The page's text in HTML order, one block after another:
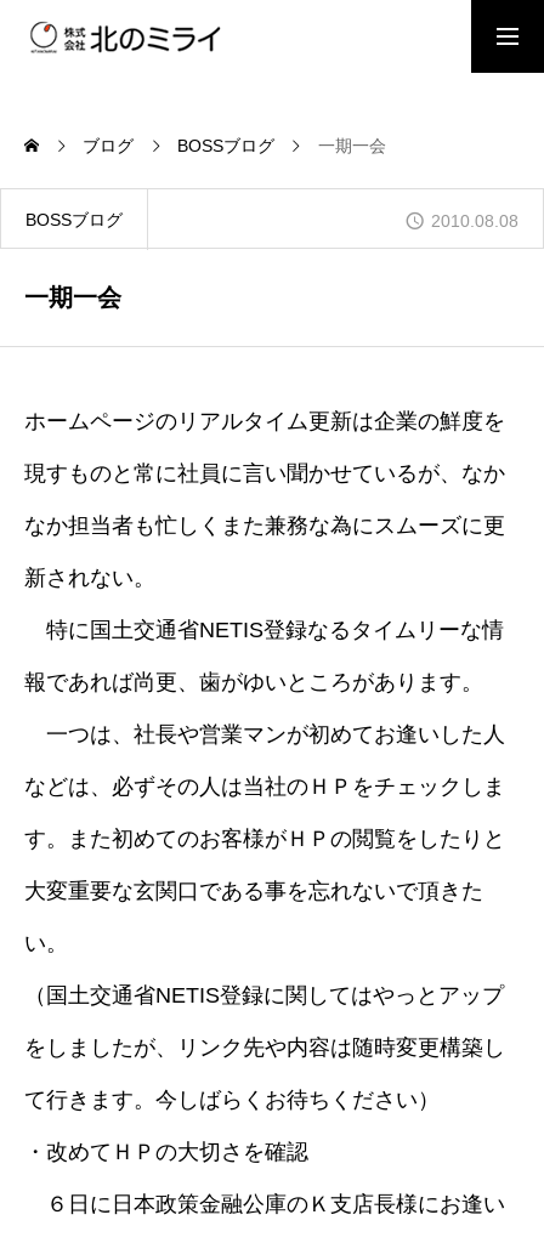
会社概要
事業内容
お問い合わせ
採用情報
ブログ
ブログ BOSSブログ 一期一会
BOSSブログ 2010.08.08
一期一会
ホームページのリアルタイム更新は企業の鮮度を
現すものと常に社員に言い聞かせているが、なか
なか担当者も忙しくまた兼務な為にスムーズに更
新されない。
特に国土交通省NETIS登録なるタイムリーな情
報であれば尚更、歯がゆいところがあります。
一つは、社長や営業マンが初めてお逢いした人
などは、必ずその人は当社のＨＰをチェックしま
す。また初めてのお客様がＨＰの閲覧をしたりと
大変重要な玄関口である事を忘れないで頂きた
い。
（国土交通省NETIS登録に関してはやっとアップ
をしましたが、リンク先や内容は随時変更構築し
て行きます。今しばらくお待ちください）
・改めてＨＰの大切さを確認
６日に日本政策金融公庫のＫ支店長様にお逢い